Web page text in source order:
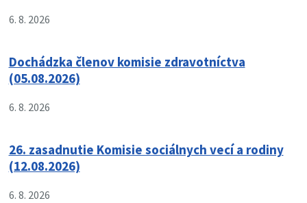
6. 8. 2026
Dochádzka členov komisie zdravotníctva
(05.08.2026)
6. 8. 2026
26. zasadnutie Komisie sociálnych vecí a rodiny
(12.08.2026)
6. 8. 2026